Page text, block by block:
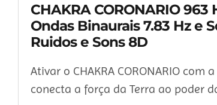
CHAKRA CORONARIO 963
Ondas Binaurais 7.83 Hz e
Ruidos e Sons 8D
Ativar o CHAKRA CORONARIO com
conecta a força da Terra ao poder da